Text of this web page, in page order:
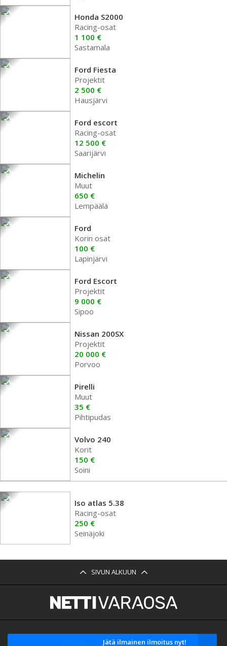
Honda S2000
Racing-osat
1 100 €
Sastamala
Ford Fiesta
Projektit
2 500 €
Hausjärvi
Ford escort
Racing-osat
12 500 €
Saarijärvi
Michelin
Muut
650 €
Lempäälä
Ford
Korin osat
100 €
Lapinjärvi
Ford Escort
Projektit
9 000 €
Sipoo
Nissan 200SX
Projektit
20 000 €
Porvoo
Pirelli
Muut
35 €
Pihtipudas
Volvo 240
Korit
150 €
Soini
Iso atlas 5.38
Racing-osat
250 €
Seinäjoki
SIVUN ALKUUN
Jätä ilmainen ilmoitus nyt!